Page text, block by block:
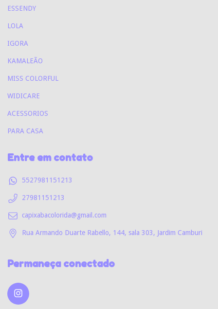
ESSENDY
LOLA
IGORA
KAMALEÃO
MISS COLORFUL
WIDICARE
ACESSORIOS
PARA CASA
Entre em contato
5527981151213
27981151213
capixabacolorida@gmail.com
Rua Armando Duarte Rabello, 144, sala 303, Jardim Camburi
Permaneça conectado